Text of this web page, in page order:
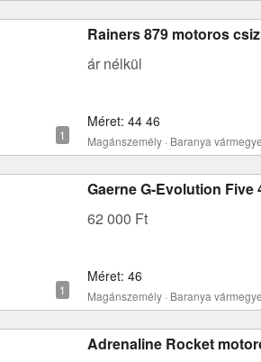
Rainers 879 motoros
ár nélkül
Méret: 44 46
Magánszemély · Baranya
Gaerne G-Evolution Five
62 000 Ft
Méret: 46
Magánszemély · Baranya
Adrenaline Rocket